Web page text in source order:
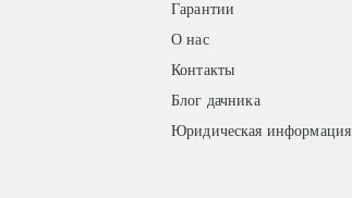
Гарантии
О нас
Контакты
Блог дачника
Юридическая информация